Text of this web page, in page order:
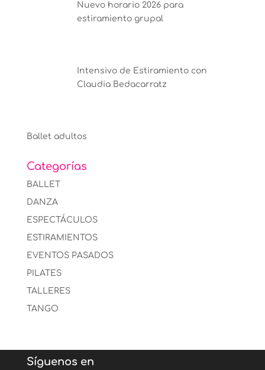
Nuevo horario 2026 para
estiramiento grupal
Intensivo de Estiramiento con
Claudia Bedacarratz
Ballet adultos
Categorías
BALLET
DANZA
ESPECTÁCULOS
ESTIRAMIENTOS
EVENTOS PASADOS
PILATES
TALLERES
TANGO
Síguenos en